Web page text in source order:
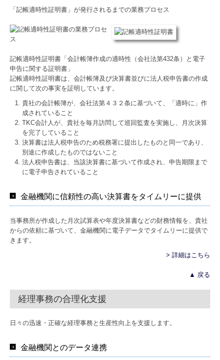
「記帳適時性証明書」が発行されるまでの業務プロセス
記帳適時性証明書「会計帳簿作成の適時性（会社法第432条）と電子
申告に関する証明書」
記帳適時性証明書は、会計帳簿及び決算書並びに法人税申告書の作成
に関して次の事実を証明しています。
貴社の会計帳簿が、会社法第４３２条に基づいて、「適時に」作
成されていること
TKC会計人が、貴社を毎月訪問して巡回監査を実施し、月次決算
を完了していること
決算書は法人税申告のため税務署に提出したものと同一であり、
別途に作成したものではないこと
法人税申告書は、当該決算書に基づいて作成され、申告期限まで
に電子申告されていること
金融機関に信頼性の高い決算書をタイムリーに提供
当事務所が作成した月次試算表や年度決算書などの財務情報を、貴社
からの依頼に基づいて、金融機関に電子データでタイムリーに提供で
きます。
> 詳細はこちら
▲ 戻る
経理事務の合理化支援
日々の迅速・正確な経理事務と生産性向上を支援します。
金融機関とのデータ連携